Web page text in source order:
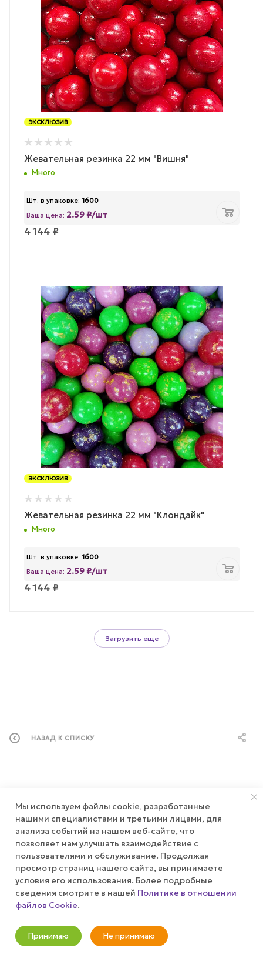
ЭКСКЛЮЗИВ
Жевательная резинка 22 мм "Вишня"
Много
Шт. в упаковке: 1600
Ваша цена: 2.59 ₽/шт
4 144 ₽
ЭКСКЛЮЗИВ
Жевательная резинка 22 мм "Клондайк"
Много
Шт. в упаковке: 1600
Ваша цена: 2.59 ₽/шт
4 144 ₽
Загрузить еще
НАЗАД К СПИСКУ
Будьте в курсе наших акций и новостей
Подписаться
АКЦИИ
Мы используем файлы cookie, разработанные
нашими специалистами и третьими лицами, для
анализа событий на нашем веб-сайте, что
позволяет нам улучшать взаимодействие с
пользователями и обслуживание. Продолжая
просмотр страниц нашего сайта, вы принимаете
условия его использования. Более подробные
сведения смотрите в нашей Политике в отношении
файлов Cookie.
Принимаю Не принимаю